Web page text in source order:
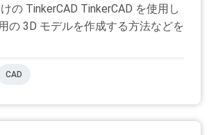
の TinkerCAD TinkerCAD を使用し
の 3D モデルを作成する方法などを
CAD